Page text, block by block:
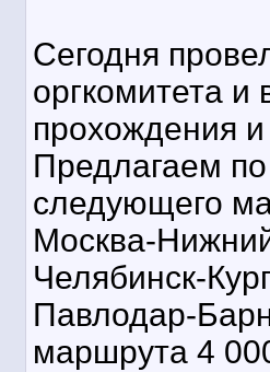
Сегодня
оргкомитета
прохождения
Предлагаем
следующего
Москва-
Челябинск-
Павлодар-
маршрута 4